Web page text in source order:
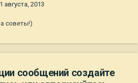
августа, 2013
советы!)
сообщений создайте